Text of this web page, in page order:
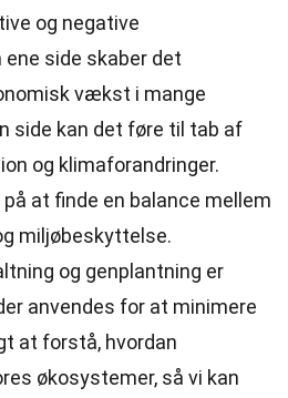
og negative
ene side skaber det
vækst i mange
side kan det føre til tab af
og klimaforandringer.
at finde en balance mellem
miljøbeskyttelse.
og genplantning er
anvendes for at minimere
at forstå, hvordan
økosystemer, så vi kan